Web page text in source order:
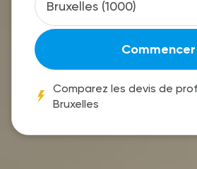
Commencer
Comparez les devis de
Bruxelles